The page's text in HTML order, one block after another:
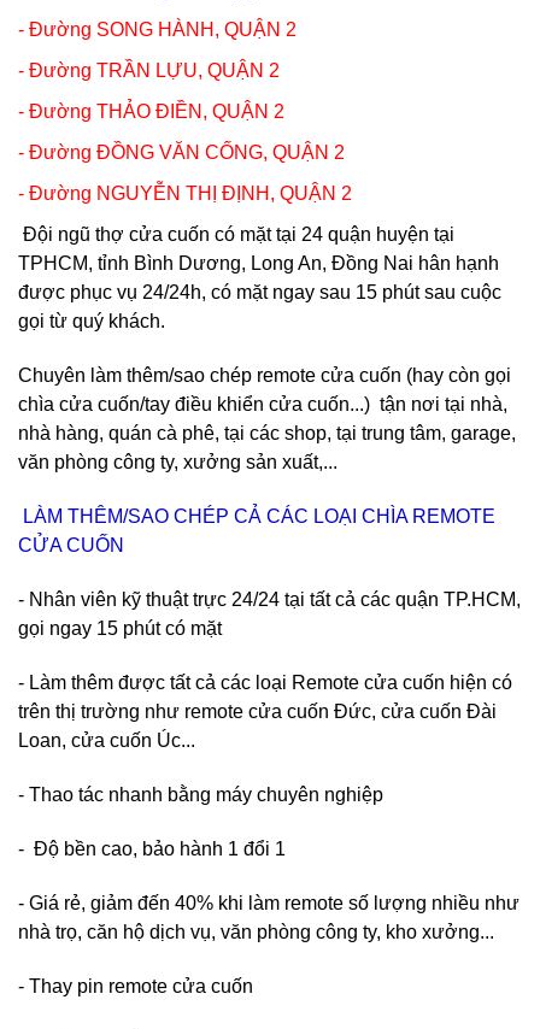
- Đường SONG HÀNH, QUẬN 2
- Đường TRẦN LỰU, QUẬN 2
- Đường THẢO ĐIỀN, QUẬN 2
- Đường ĐỒNG VĂN CỐNG, QUẬN 2
- Đường NGUYỄN THỊ ĐỊNH, QUẬN 2
Đội ngũ thợ cửa cuốn có mặt tại 24 quận huyện tại
TPHCM, tỉnh Bình Dương, Long An, Đồng Nai hân hạnh
được phục vụ 24/24h, có mặt ngay sau 15 phút sau cuộc
gọi từ quý khách.
Chuyên làm thêm/sao chép remote cửa cuốn (hay còn gọi
chìa cửa cuốn/tay điều khiển cửa cuốn...) tận nơi tại nhà,
nhà hàng, quán cà phê, tại các shop, tại trung tâm, garage,
văn phòng công ty, xưởng sản xuất,...
LÀM THÊM/SAO CHÉP CẢ CÁC LOẠI CHÌA REMOTE
CỬA CUỐN
- Nhân viên kỹ thuật trực 24/24 tại tất cả các quận TP.HCM,
gọi ngay 15 phút có mặt
- Làm thêm được tất cả các loại Remote cửa cuốn hiện có
trên thị trường như remote cửa cuốn Đức, cửa cuốn Đài
Loan, cửa cuốn Úc...
- Thao tác nhanh bằng máy chuyên nghiệp
- Độ bền cao, bảo hành 1 đổi 1
- Giá rẻ, giảm đến 40% khi làm remote số lượng nhiều như
nhà trọ, căn hộ dịch vụ, văn phòng công ty, kho xưởng...
- Thay pin remote cửa cuốn